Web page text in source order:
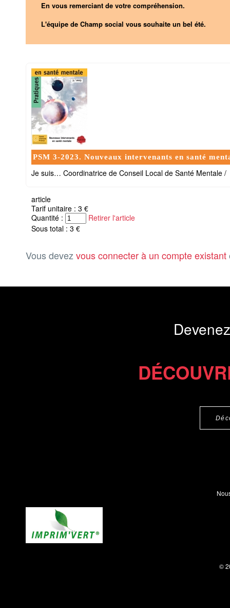
En vous remerciant de votre compréhension.
L'équipe de Champ social vous souhaite un bel été.
PSM 3-2023. Nouveaux intervenants en santé
Je suis… Coordinatrice de Conseil Local de Santé Mentale /
article
Tarif unitaire : 3 €
Quantité :
Retirer l'article
Sous total : 3 €
Vous devez vous connecter à un compte existant
©